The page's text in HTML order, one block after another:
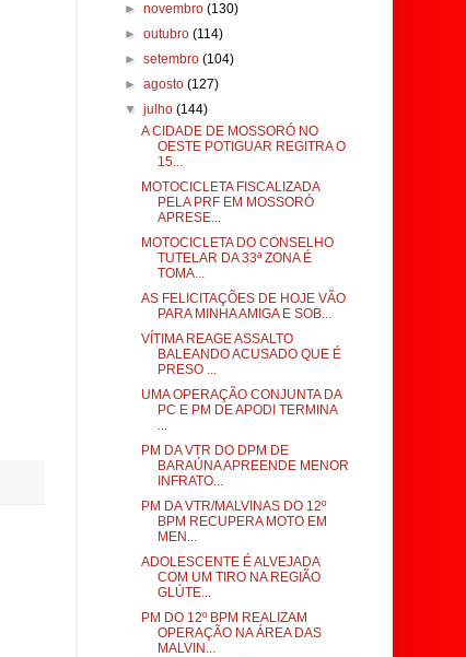
►novembro(130)
►outubro(114)
►setembro(104)
►agosto(127)
▼julho(144)
A CIDADE DE MOSSORÓ NO
OESTE POTIGUAR REGITRA O
15...
MOTOCICLETA FISCALIZADA
PELA PRF EM MOSSORÓ
APRESE...
MOTOCICLETA DO CONSELHO
TUTELAR DA 33ª ZONA É
TOMA...
AS FELICITAÇÕES DE HOJE VÃO
PARA MINHA AMIGA E SOB...
VÍTIMA REAGE ASSALTO
BALEANDO ACUSADO QUE É
PRESO ...
UMA OPERAÇÃO CONJUNTA DA
PC E PM DE APODI TERMINA
...
PM DA VTR DO DPM DE
BARAÚNA APREENDE MENOR
INFRATO...
PM DA VTR/MALVINAS DO 12º
BPM RECUPERA MOTO EM
MEN...
ADOLESCENTE É ALVEJADA
COM UM TIRO NA REGIÃO
GLÚTE...
PM DO 12º BPM REALIZAM
OPERAÇÃO NA ÁREA DAS
MALVIN...